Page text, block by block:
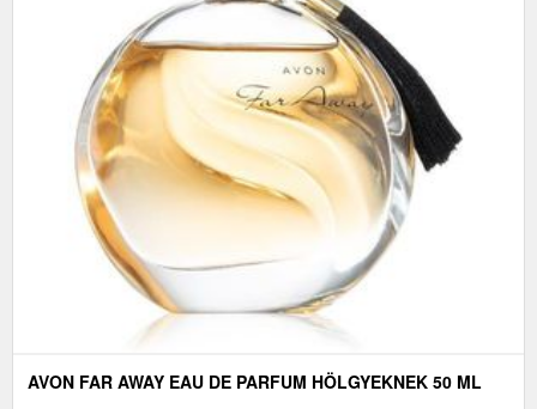
AVON FAR AWAY EAU DE PARFUM HÖLGYEKNEK 50 ML